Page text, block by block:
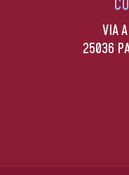
VIA
25036